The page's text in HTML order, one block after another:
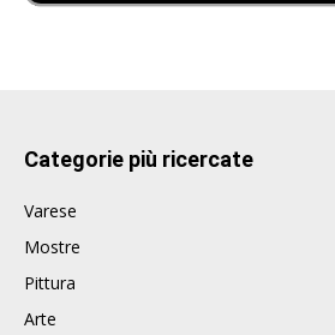
Categorie più ricercate
Varese
Mostre
Pittura
Arte